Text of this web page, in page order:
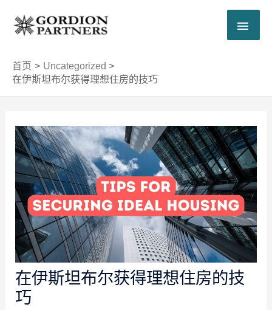
主
首页
Uncategorized
在伊斯坦布尔获得理想住房的技巧
在伊斯坦布尔获得理想住房的技
巧